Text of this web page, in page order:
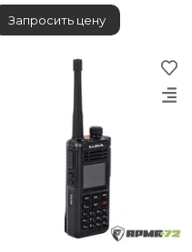
Запросить цену